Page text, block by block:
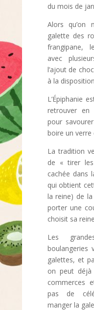
du mois de
Alors
galette des
frangipane,
avec
l’ajout de
à la
L’Épiphanie
retrouver
pour
boire un verre
La tradition
de « tirer
cachée dans
qui obtient
la reine) de
porter une
choisit sa
Les
boulangeries
galettes, et
on peut déjà
commerces
pas de
manger la